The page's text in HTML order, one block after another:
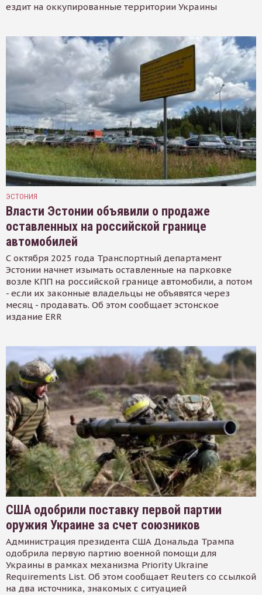
ездит на оккупированные территории Украины
ЭСТОНИЯ
Власти Эстонии объявили о продаже
оставленных на российской границе
автомобилей
С октября 2025 года Транспортный департамент
Эстонии начнет изымать оставленные на парковке
возле КПП на российской границе автомобили, а потом
- если их законные владельцы не объявятся через
месяц - продавать. Об этом сообщает эстонское
издание ERR
США одобрили поставку первой партии
оружия Украине за счет союзников
Администрация президента США Дональда Трампа
одобрила первую партию военной помощи для
Украины в рамках механизма Priority Ukraine
Requirements List. Об этом сообщает Reuters со ссылкой
на два источника, знакомых с ситуацией